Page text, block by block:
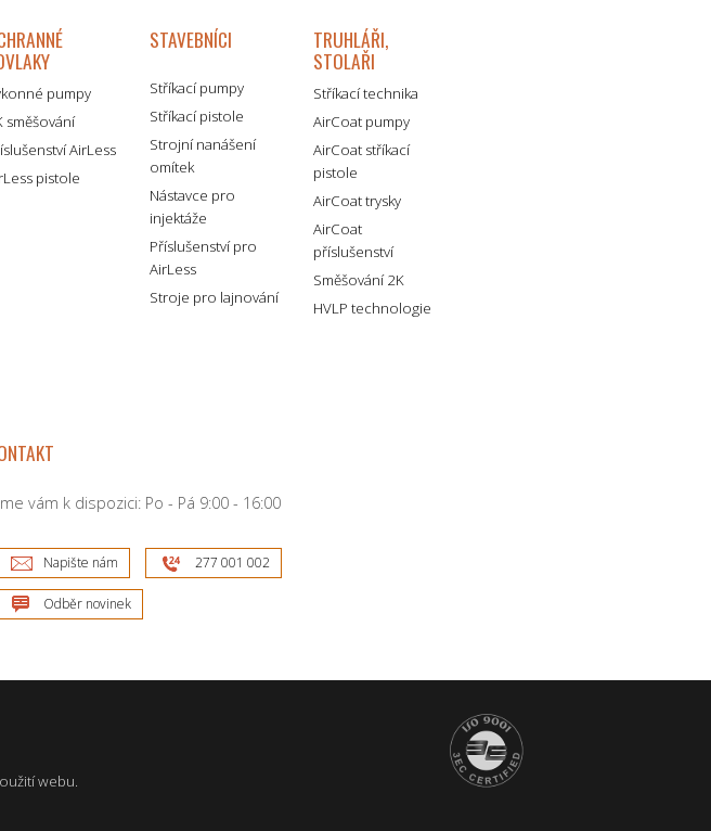
pumpy
směšování
AirLess
pistole
STAVEBNÍCI
Stříkací pumpy
Stříkací pistole
Strojní nanášení
omítek
Nástavce pro
injektáže
Příslušenství pro
AirLess
Stroje pro lajnování
TRUHLÁŘI,
STOLAŘI
Stříkací technika
AirCoat pumpy
AirCoat stříkací
pistole
AirCoat trysky
AirCoat
příslušenství
Směšování 2K
HVLP technologie
vám k dispozici: Po - Pá 9:00 - 16:00
Napište nám 277 001 002
Odběr novinek
webu.